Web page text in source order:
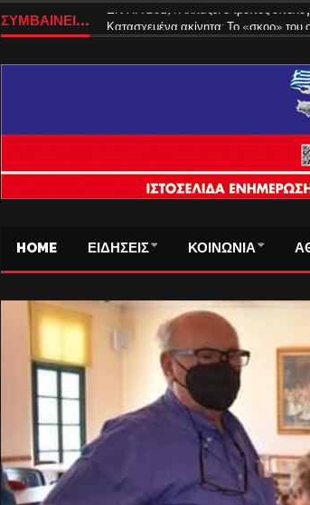
ΣΥΜΒΑΙΝΕΙ... ΕΝΦΙΑ 2027: Αλλάζει ο τρόπος
HOME ΕΙΔΗΣΕΙΣ ΚΟΙΝΩΝΙΑ